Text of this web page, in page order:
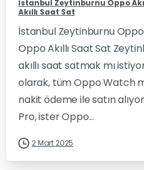
İstanbul Zeytinburnu Oppo
Akıllı Saat Sat
İstanbul Zeytinburnu Oppo
Oppo Akıllı Saat Sat
akıllı saat satmak mı
olarak, tüm Oppo Watch
nakit ödeme ile satın
Pro, ister Oppo...
2 Mart 2025